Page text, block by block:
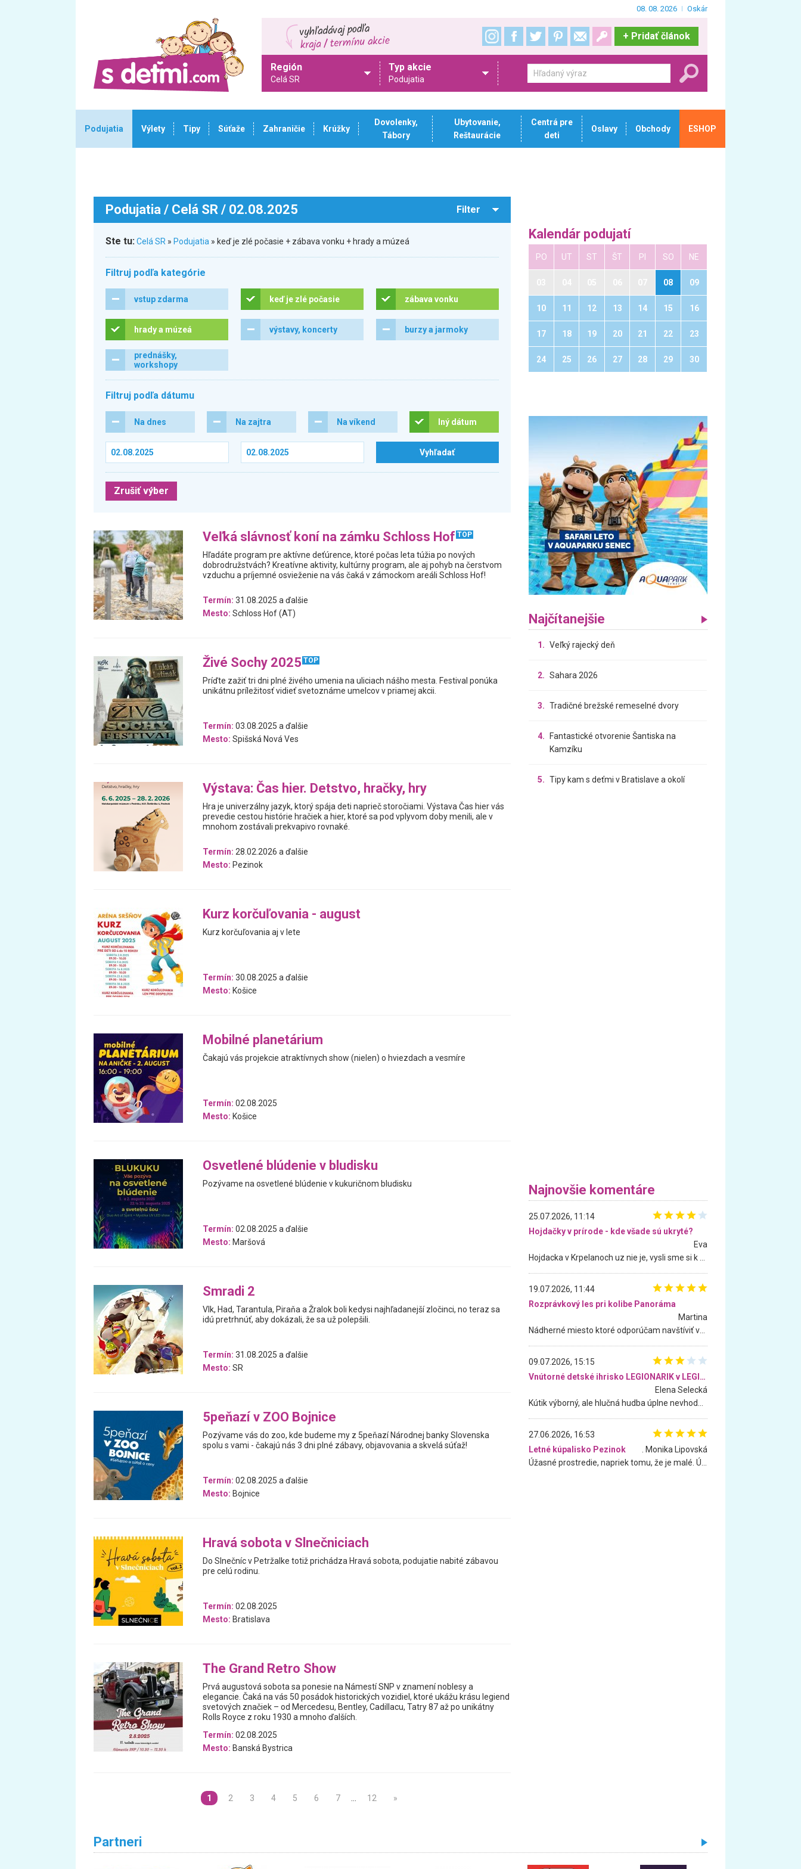
08. 08. 2026 Oskár
+ Pridať článok
Región
Celá SR
Typ akcie
Podujatia
Podujatia Výlety Tipy Súťaže Zahraničie Krúžky
Dovolenky,
Tábory
Ubytovanie,
Reštaurácie
Centrá pre
deti
Oslavy Obchody ESHOP
Podujatia / Celá SR / 02.08.2025 Filter
Ste tu:Celá SR » Podujatia » keď je zlé počasie + zábava vonku + hrady a múzeá
Filtruj podľa kategórie
vstup zdarma keď je zlé počasie zábava vonku
hrady a múzeá výstavy, koncerty burzy a jarmoky
prednášky,
workshopy
Filtruj podľa dátumu
Na dnes Na zajtra Na víkend Iný dátum
Zrušiť výber
Veľká slávnosť koní na zámku Schloss Hof TOP
Hľadáte program pre aktívne deťúrence, ktoré počas leta túžia po nových
dobrodružstvách? Kreatívne aktivity, kultúrny program, ale aj pohyb na čerstvom
vzduchu a príjemné osvieženie na vás čaká v zámockom areáli Schloss Hof!
Termín: 31.08.2025 a ďalšie
Mesto: Schloss Hof (AT)
Živé Sochy 2025 TOP
Príďte zažiť tri dni plné živého umenia na uliciach nášho mesta. Festival ponúka
unikátnu príležitosť vidieť svetoznáme umelcov v priamej akcii.
Termín: 03.08.2025 a ďalšie
Mesto: Spišská Nová Ves
Výstava: Čas hier. Detstvo, hračky, hry
Hra je univerzálny jazyk, ktorý spája deti naprieč storočiami. Výstava Čas hier vás
prevedie cestou histórie hračiek a hier, ktoré sa pod vplyvom doby menili, ale v
mnohom zostávali prekvapivo rovnaké.
Termín: 28.02.2026 a ďalšie
Mesto: Pezinok
Kurz korčuľovania - august
Kurz korčuľovania aj v lete
Termín: 30.08.2025 a ďalšie
Mesto: Košice
Mobilné planetárium
Čakajú vás projekcie atraktívnych show (nielen) o hviezdach a vesmíre
Termín: 02.08.2025
Mesto: Košice
Osvetlené blúdenie v bludisku
Pozývame na osvetlené blúdenie v kukuričnom bludisku
Termín: 02.08.2025 a ďalšie
Mesto: Maršová
Smradi 2
Vlk, Had, Tarantula, Piraňa a Žralok boli kedysi najhľadanejší zločinci, no teraz sa
idú pretrhnúť, aby dokázali, že sa už polepšili.
Termín: 31.08.2025 a ďalšie
Mesto: SR
5peňazí v ZOO Bojnice
Pozývame vás do zoo, kde budeme my z 5peňazí Národnej banky Slovenska
spolu s vami - čakajú nás 3 dni plné zábavy, objavovania a skvelá súťaž!
Termín: 02.08.2025 a ďalšie
Mesto: Bojnice
Hravá sobota v Slnečniciach
Do Slnečníc v Petržalke totiž prichádza Hravá sobota, podujatie nabité zábavou
pre celú rodinu.
Termín: 02.08.2025
Mesto: Bratislava
The Grand Retro Show
Prvá augustová sobota sa ponesie na Námestí SNP v znamení noblesy a
elegancie. Čaká na vás 50 posádok historických vozidiel, ktoré ukážu krásu legiend
svetových značiek – od Mercedesu, Bentley, Cadillacu, Tatry 87 až po unikátny
Rolls Royce z roku 1930 a mnoho ďalších.
Termín: 02.08.2025
Mesto: Banská Bystrica
1 2 3 4 5 6 7 12 »
Kalendár podujatí
PO UT ST ŠT PI SO NE
08 09
10 11 12 13 14 15 16
17 18 19 20 21 22 23
24 25 26 27 28 29 30
Najčítanejšie
1. Veľký rajecký deň
2. Sahara 2026
3. Tradičné brežské remeselné dvory
4.
Fantastické otvorenie Šantiska na
Kamzíku
5. Tipy kam s deťmi v Bratislave a okolí
Najnovšie komentáre
25.07.2026, 11:14
Hojdačky v prírode - kde všade sú ukryté?
Eva
19.07.2026, 11:44
Rozprávkový les pri kolibe Panoráma
Martina
09.07.2026, 15:15
Vnútorné detské ihrisko LEGIONARIK v LEGIA Fitness
Elena Selecká
27.06.2026, 16:53
Letné kúpalisko Pezinok
. Monika Lipovská
Partneri